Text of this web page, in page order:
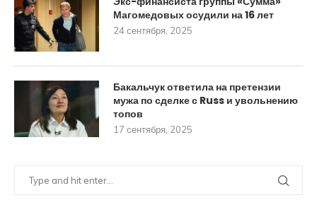
Магомедовых осудили на 16 лет
24 сентября, 2025
Бакальчук ответила на претензии
мужа по сделке с Russ и увольнению
топов
17 сентября, 2025